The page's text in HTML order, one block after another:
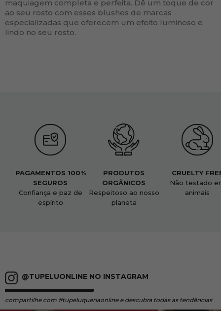
maquiagem completa e perfeita. Dê um toque de cor
ao seu rosto com esses blushes de marcas
especializadas que oferecem um efeito luminoso e
lindo no seu rosto.
PAGAMENTOS 100%
SEGUROS
Confiança e paz de
espírito
PRODUTOS
ORGÂNICOS
Respeitoso ao nosso
planeta
CRUELTY
Não testado
animais
@TUPELUONLINE NO INSTAGRAM
compartilhe com #tupeluqueriaonline e descubra todas as tendências